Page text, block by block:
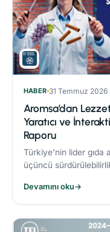
HABER 31 Temmuz 2026
Aromsa’dan
Yaratıcı ve
Raporu
Türkiye’nin lider gıda
üçüncü
Devamını oku→